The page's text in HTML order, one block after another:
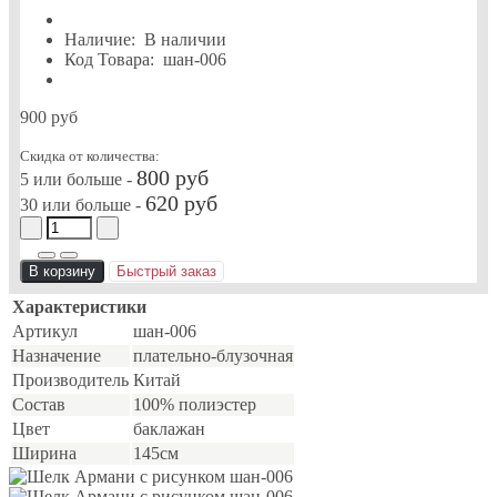
Наличие: В наличии
Код Товара: шан-006
900 руб
Скидка от количества:
5 или больше - 800 руб
30 или больше - 620 руб
В корзину Быстрый заказ
Характеристики
Артикул
шан-006
Назначение
плательно-блузочная
Производитель Китай
Состав
100% полиэстер
Цвет
баклажан
Ширина
145см